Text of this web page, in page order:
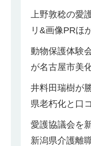
上野敦稔の愛
リ&画像PRほ
動物保護体験
が名古屋市美
井料田瑞樹が
県老朽化と口
愛護協議会を
新潟県介護離